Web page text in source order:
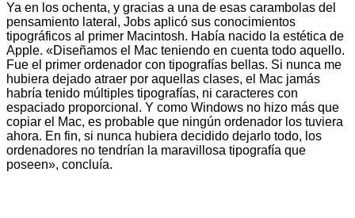
Ya en los ochenta, y gracias a una de esas carambolas del
pensamiento lateral, Jobs aplicó sus conocimientos
tipográficos al primer Macintosh. Había nacido la estética de
Apple. «Diseñamos el Mac teniendo en cuenta todo aquello.
Fue el primer ordenador con tipografías bellas. Si nunca me
hubiera dejado atraer por aquellas clases, el Mac jamás
habría tenido múltiples tipografías, ni caracteres con
espaciado proporcional. Y como Windows no hizo más que
copiar el Mac, es probable que ningún ordenador los tuviera
ahora. En fin, si nunca hubiera decidido dejarlo todo, los
ordenadores no tendrían la maravillosa tipografía que
poseen», concluía.